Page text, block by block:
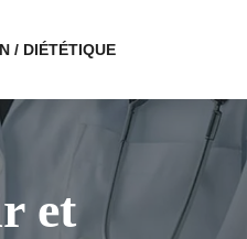
/ DIÉTÉTIQUE
et